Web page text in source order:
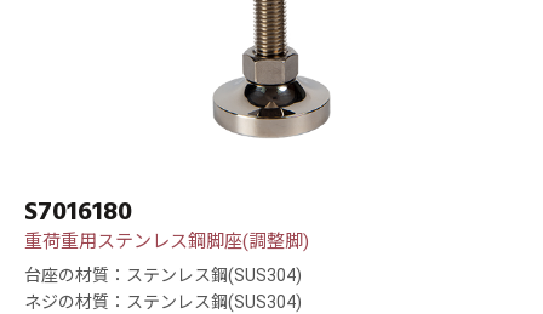
S7016180
重荷重用ステンレス鋼脚座(調整脚)
台座の材質：ステンレス鋼(SUS304)
ネジの材質：ステンレス鋼(SUS304)